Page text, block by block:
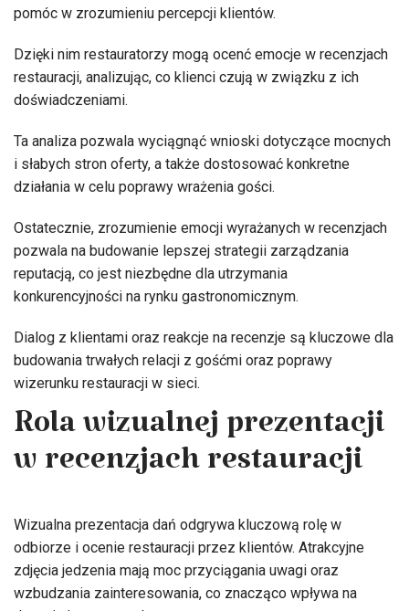
pomóc w zrozumieniu percepcji klientów.
Dzięki nim restauratorzy mogą ocenć emocje w recenzjach
restauracji, analizując, co klienci czują w związku z ich
doświadczeniami.
Ta analiza pozwala wyciągnąć wnioski dotyczące mocnych
i słabych stron oferty, a także dostosować konkretne
działania w celu poprawy wrażenia gości.
Ostatecznie, zrozumienie emocji wyrażanych w recenzjach
pozwala na budowanie lepszej strategii zarządzania
reputacją, co jest niezbędne dla utrzymania
konkurencyjności na rynku gastronomicznym.
Dialog z klientami oraz reakcje na recenzje są kluczowe dla
budowania trwałych relacji z gośćmi oraz poprawy
wizerunku restauracji w sieci.
Rola wizualnej prezentacji
w recenzjach restauracji
Wizualna prezentacja dań odgrywa kluczową rolę w
odbiorze i ocenie restauracji przez klientów. Atrakcyjne
zdjęcia jedzenia mają moc przyciągania uwagi oraz
wzbudzania zainteresowania, co znacząco wpływa na